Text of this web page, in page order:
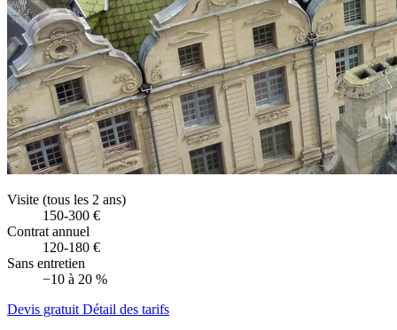
Visite (tous les 2 ans)
150-300 €
Contrat annuel
120-180 €
Sans entretien
−10 à 20 %
Devis gratuit Détail des tarifs